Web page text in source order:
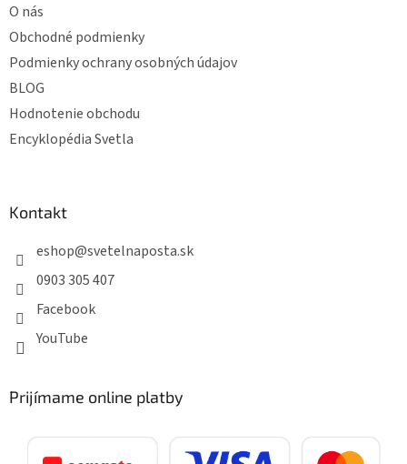
O nás
Obchodné podmienky
Podmienky ochrany osobných údajov
BLOG
Hodnotenie obchodu
Encyklopédia Svetla
Kontakt
eshop@svetelnaposta.sk
0903 305 407
Facebook
YouTube
Prijímame online platby